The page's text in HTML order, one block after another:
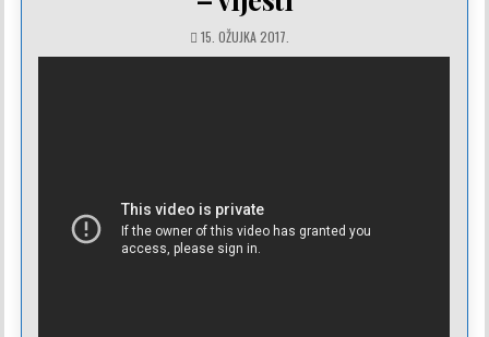
15. OŽUJKA 2017.